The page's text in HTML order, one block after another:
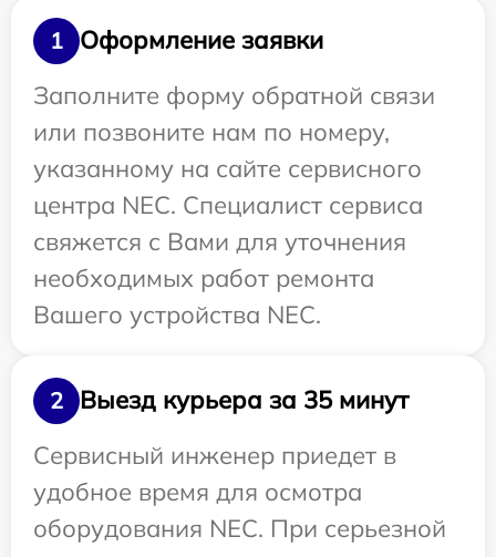
1
Оформление заявки
Заполните форму обратной связи
или позвоните нам по номеру,
указанному на сайте сервисного
центра NEC. Специалист сервиса
свяжется с Вами для уточнения
необходимых работ ремонта
Вашего устройства NEC.
2
Выезд курьера за 35 минут
Сервисный инженер приедет в
удобное время для осмотра
оборудования NEC. При серьезной